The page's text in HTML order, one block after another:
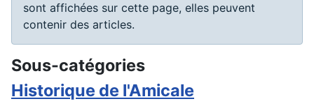
sont affichées sur cette page, elles peuvent
contenir des articles.
Sous-catégories
Historique de l'Amicale